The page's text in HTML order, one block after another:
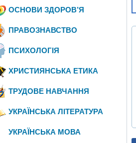
ОСНОВИ ЗДОРОВ’Я
ПРАВОЗНАВСТВО
ПСИХОЛОГІЯ
ХРИСТИЯНСЬКА ЕТИКА
ТРУДОВЕ НАВЧАННЯ
УКРАЇНСЬКА ЛІТЕРАТУРА
УКРАЇНСЬКА МОВА